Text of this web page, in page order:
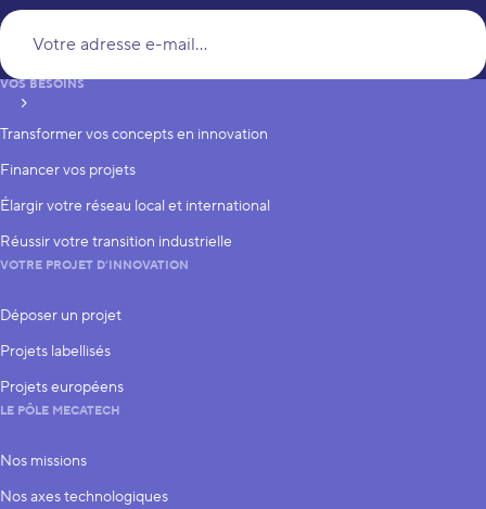
S’inscrire
VOS BESOINS
Transformer vos concepts en innovation
Financer vos projets
Élargir votre réseau local et international
Réussir votre transition industrielle
VOTRE PROJET D’INNOVATION
Déposer un projet
Projets labellisés
Projets européens
LE PÔLE MECATECH
Nos missions
Nos axes technologiques